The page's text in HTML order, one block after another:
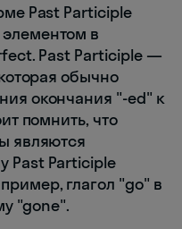
Past Participle
в
Past Participle —
обычно
окончания "-ed" к
помнить, что
являются
Past Participle
глагол "go" в
"gone".